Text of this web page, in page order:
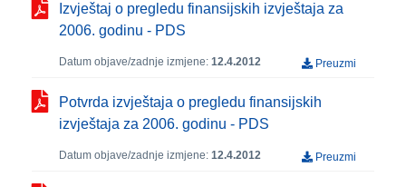
Izvještaj o pregledu finansijskih izvještaja za
2006. godinu - PDS
Datum objave/zadnje izmjene: 12.4.2012 Preuzmi
Potvrda izvještaja o pregledu finansijskih
izvještaja za 2006. godinu - PDS
Datum objave/zadnje izmjene: 12.4.2012 Preuzmi